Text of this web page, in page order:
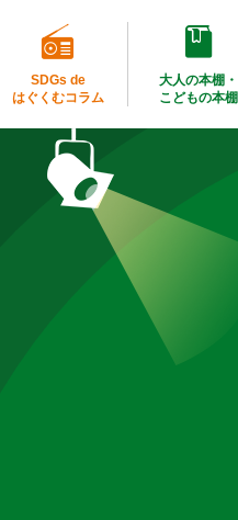
SDGs de
はぐくむコラム
大人の本棚・
こどもの本棚